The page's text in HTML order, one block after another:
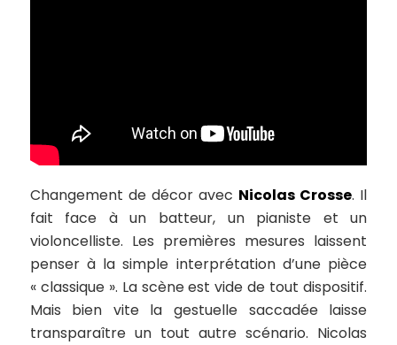
Changement de décor avec Nicolas Crosse. Il
fait face à un batteur, un pianiste et un
violoncelliste. Les premières mesures laissent
penser à la simple interprétation d’une pièce
« classique ». La scène est vide de tout dispositif.
Mais bien vite la gestuelle saccadée laisse
transparaître un tout autre scénario. Nicolas